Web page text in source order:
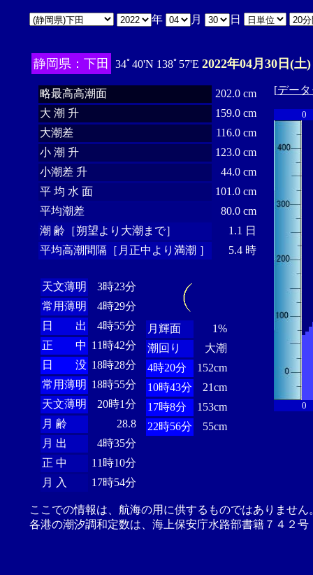
年 月 日
静岡県：下田 34ﾟ40'N 138ﾟ57'E 2022年04月30日(土)
略最高高潮面
202.0 cm
大 潮 升
159.0 cm
大潮差
116.0 cm
小 潮 升
123.0 cm
小潮差 升
44.0 cm
平 均 水 面
101.0 cm
平均潮差
80.0 cm
潮 齢［朔望より大潮まで］
1.1 日
平均高潮間隔［月正中より満潮 ］
5.4 時
天文薄明
3時23分
常用薄明
4時29分
日 出
4時55分
正 中 11時42分
日 没 18時28分
常用薄明 18時55分
天文薄明
20時1分
月 齢
28.8
月 出
4時35分
正 中
11時10分
月 入
17時54分
月輝面
1%
潮回り
大潮
4時20分
152cm
10時43分
21cm
17時8分
153cm
22時56分
55cm
[デー
0
0
ここでの情報は、航海の用に供するものではありませ
各港の潮汐調和定数は、海上保安庁水路部書籍７４２